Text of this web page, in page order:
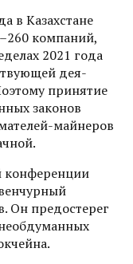
в Казахстане
компаний,
2021 года
дея­
принятие
законов
майнеров
конференции
Он предостерег